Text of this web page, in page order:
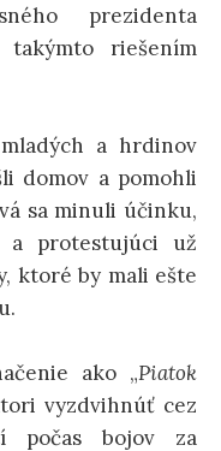
prezidenta
riešením
a hrdinov
domov a pomohli
sa minuli účinku,
a protestujúci už
ktoré by mali ešte
ako „Piatok
vyzdvihnúť cez
bojov za